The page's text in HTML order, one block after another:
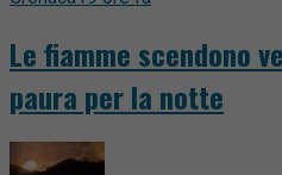
Le fiamme scendono
paura per la notte